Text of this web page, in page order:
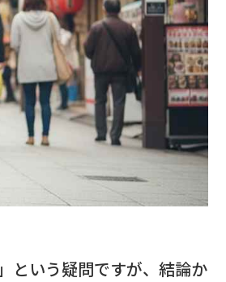
という疑問ですが、結論か